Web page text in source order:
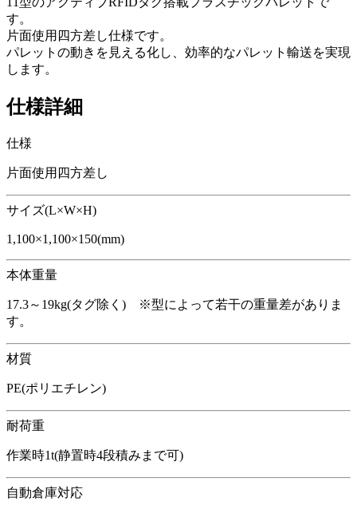
す。
片面使用四方差し仕様です。
パレットの動きを見える化し、効率的なパレット輸送を実現
します。
仕様詳細
仕様
片面使用四方差し
サイズ(L×W×H)
1,100×1,100×150(mm)
本体重量
17.3～19kg(タグ除く) ※型によって若干の重量差がありま
す。
材質
PE(ポリエチレン)
耐荷重
作業時1t(静置時4段積みまで可)
自動倉庫対応